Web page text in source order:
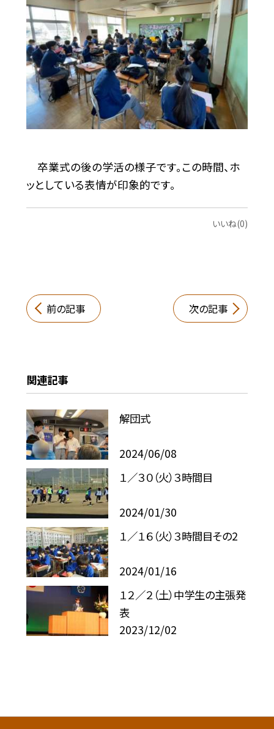
卒業式の後の学活の様子です。この時間、ホ
ッとしている表情が印象的です。
いいね(0)
前の記事 次の記事
関連記事
解団式
2024/06/08
１／３０（火）３時間目
2024/01/30
１／１６（火）３時間目その2
2024/01/16
１２／２（土）中学生の主張発
表
2023/12/02